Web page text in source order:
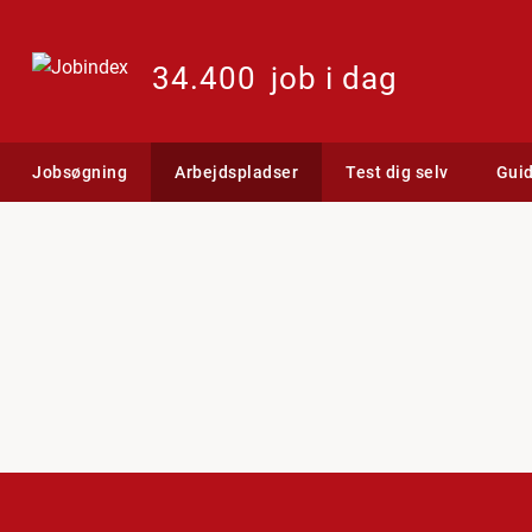
34.400 job i dag
Jobsøgning Arbejdspladser Test dig selv